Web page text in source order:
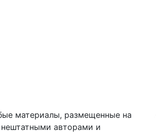
материалы, размещенные на
авторами и